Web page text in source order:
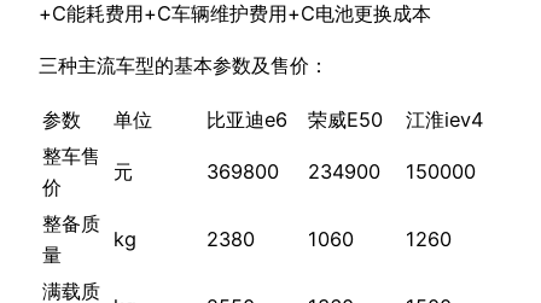
+C能耗费用+C车辆维护费用+C电池更换成本
三种主流车型的基本参数及售价：
参数 单位 比亚迪e6 荣威E50
江淮iev4
整车售
价
元 369800 234900 150000
整备质
量
kg 2380 1060 1260
满载质